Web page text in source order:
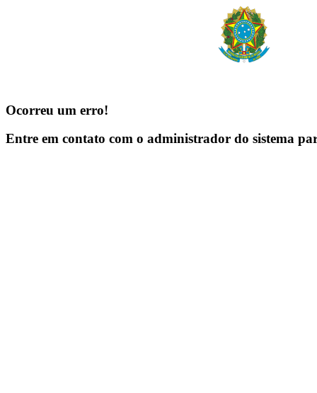
Ocorreu um erro!
Entre em contato com o administrador do sistema